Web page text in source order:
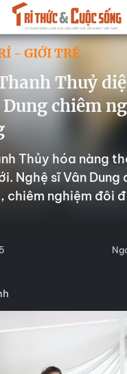
- GIỚI TRẺ
Thuỷ
chiêm
Thủy hóa nàng
Nghệ sĩ Vân Dung
chiêm nghiệm đôi